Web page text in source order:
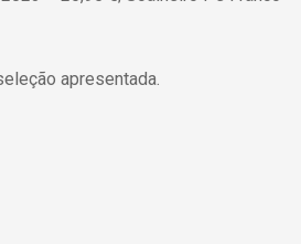
apresentada.